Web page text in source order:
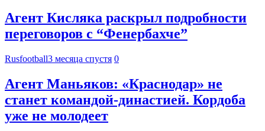
Агент Кисляка раскрыл подробности
переговоров с “Фенербахче”
Rusfootball3 месяца спустя 0
Агент Маньяков: «Краснодар» не
станет командой-династией. Кордоба
уже не молодеет